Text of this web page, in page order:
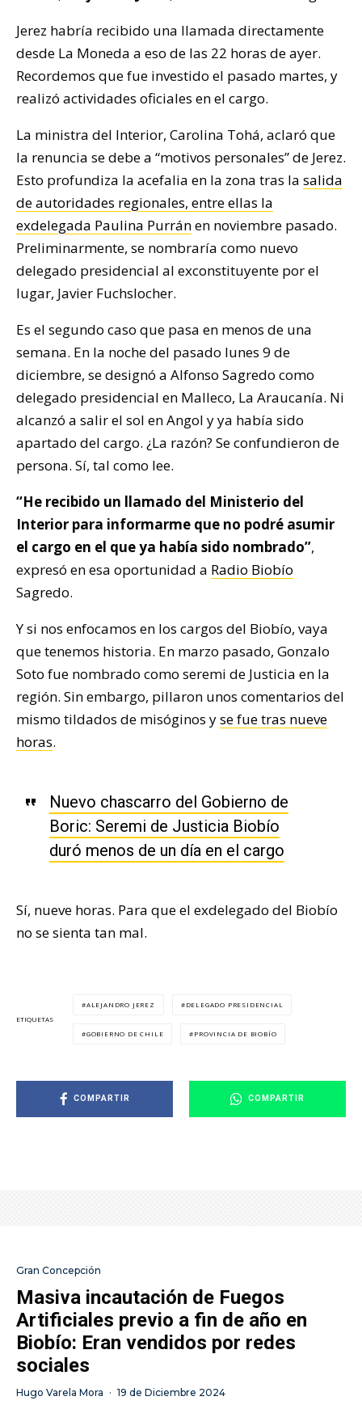
Jerez habría recibido una llamada directamente
desde La Moneda a eso de las 22 horas de ayer.
Recordemos que fue investido el pasado martes, y
realizó actividades oficiales en el cargo.
La ministra del Interior, Carolina Tohá, aclaró que
la renuncia se debe a “motivos personales” de Jerez.
Esto profundiza la acefalia en la zona tras la salida
de autoridades regionales, entre ellas la
exdelegada Paulina Purránen noviembre pasado.
Preliminarmente, se nombraría como nuevo
delegado presidencial al exconstituyente por el
lugar, Javier Fuchslocher.
Es el segundo caso que pasa en menos de una
semana. En la noche del pasado lunes 9 de
diciembre, se designó a Alfonso Sagredo como
delegado presidencial en Malleco, La Araucanía. Ni
alcanzó a salir el sol en Angol y ya había sido
apartado del cargo. ¿La razón? Se confundieron de
persona. Sí, tal como lee.
“He recibido un llamado del Ministerio del
Interior para informarme que no podré asumir
el cargo en el que ya había sido nombrado”,
expresó en esa oportunidad a Radio Biobío
Sagredo.
Y si nos enfocamos en los cargos del Biobío, vaya
que tenemos historia. En marzo pasado, Gonzalo
Soto fue nombrado como seremi de Justicia en la
región. Sin embargo, pillaron unos comentarios del
mismo tildados de misóginos yse fue tras nueve
horas.
Nuevo chascarro del Gobierno de
Boric: Seremi de Justicia Biobío
duró menos de un día en el cargo
Sí, nueve horas. Para que el exdelegado del Biobío
no se sienta tan mal.
ETIQUETAS
ALEJANDRO JEREZ DELEGADO PRESIDENCIAL
GOBIERNO DE CHILE PROVINCIA DE BIOBÍO
COMPARTIR COMPARTIR
Gran Concepción
Masiva incautación de Fuegos
Artificiales previo a fin de año en
Biobío: Eran vendidos por redes
sociales
Hugo Varela Mora · 19 de Diciembre 2024